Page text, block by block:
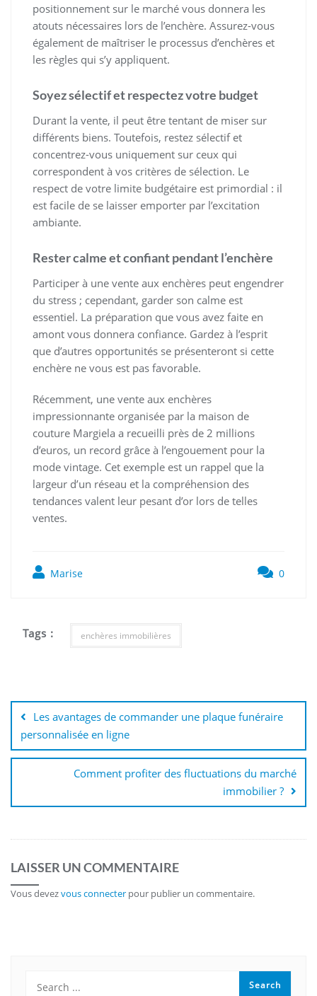
positionnement sur le marché vous donnera les
atouts nécessaires lors de l’enchère. Assurez-vous
également de maîtriser le processus d’enchères et
les règles qui s’y appliquent.
Soyez sélectif et respectez votre budget
Durant la vente, il peut être tentant de miser sur
différents biens. Toutefois, restez sélectif et
concentrez-vous uniquement sur ceux qui
correspondent à vos critères de sélection. Le
respect de votre limite budgétaire est primordial : il
est facile de se laisser emporter par l’excitation
ambiante.
Rester calme et confiant pendant l’enchère
Participer à une vente aux enchères peut engendrer
du stress ; cependant, garder son calme est
essentiel. La préparation que vous avez faite en
amont vous donnera confiance. Gardez à l’esprit
que d’autres opportunités se présenteront si cette
enchère ne vous est pas favorable.
Récemment, une vente aux enchères
impressionnante organisée par la maison de
couture Margiela a recueilli près de 2 millions
d’euros, un record grâce à l’engouement pour la
mode vintage. Cet exemple est un rappel que la
largeur d’un réseau et la compréhension des
tendances valent leur pesant d’or lors de telles
ventes.
Marise 0
Tags : enchères immobilières
de
l’article
Les avantages de commander une plaque funéraire
personnalisée en ligne
Comment profiter des fluctuations du marché
immobilier ?
LAISSER UN COMMENTAIRE
Vous devezvous connecter pour publier un commentaire.